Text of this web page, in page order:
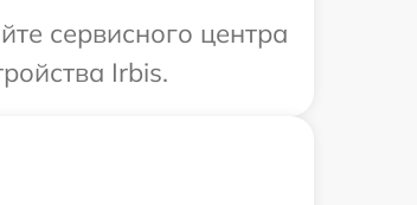
сервисного центра
Irbis.